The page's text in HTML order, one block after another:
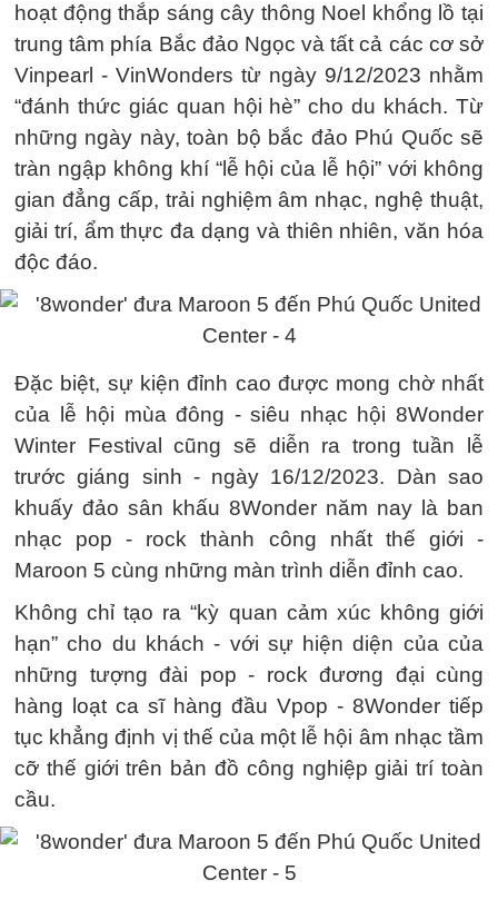
hoạt động thắp sáng cây thông Noel khổng lồ tại
trung tâm phía Bắc đảo Ngọc và tất cả các cơ sở
Vinpearl - VinWonders từ ngày 9/12/2023 nhằm
“đánh thức giác quan hội hè” cho du khách. Từ
những ngày này, toàn bộ bắc đảo Phú Quốc sẽ
tràn ngập không khí “lễ hội của lễ hội” với không
gian đẳng cấp, trải nghiệm âm nhạc, nghệ thuật,
giải trí, ẩm thực đa dạng và thiên nhiên, văn hóa
độc đáo.
Đặc biệt, sự kiện đỉnh cao được mong chờ nhất
của lễ hội mùa đông - siêu nhạc hội 8Wonder
Winter Festival cũng sẽ diễn ra trong tuần lễ
trước giáng sinh - ngày 16/12/2023. Dàn sao
khuấy đảo sân khấu 8Wonder năm nay là ban
nhạc pop - rock thành công nhất thế giới -
Maroon 5 cùng những màn trình diễn đỉnh cao.
Không chỉ tạo ra “kỳ quan cảm xúc không giới
hạn” cho du khách - với sự hiện diện của của
những tượng đài pop - rock đương đại cùng
hàng loạt ca sĩ hàng đầu Vpop - 8Wonder tiếp
tục khẳng định vị thế của một lễ hội âm nhạc tầm
cỡ thế giới trên bản đồ công nghiệp giải trí toàn
cầu.